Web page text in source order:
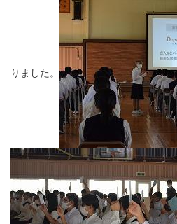
りました。